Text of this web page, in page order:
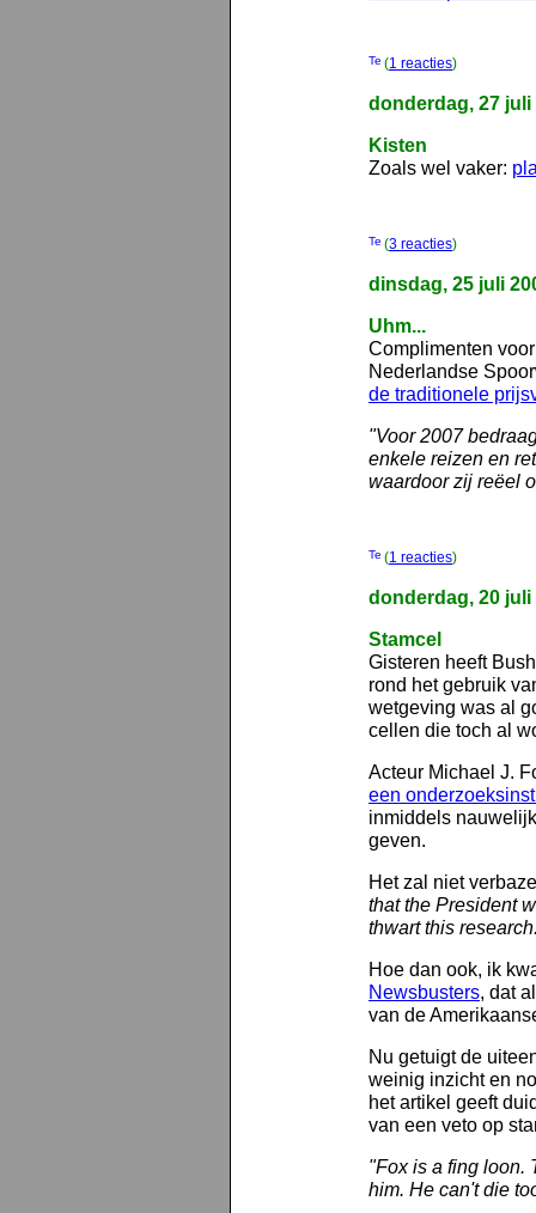
(1 reacties)
donderdag, 27 juli
Kisten
Zoals wel vaker:
(3 reacties)
dinsdag, 25 juli
Uhm...
Complimenten
Nederlandse
de traditionele
"Voor 2007
enkele reizen en
waardoor zij reëel
(1 reacties)
donderdag, 20 juli
Stamcel
Gisteren heeft
rond het gebruik
wetgeving was al
cellen die toch al
Acteur Michael J.
een
inmiddels
geven.
Het zal niet
that the President
thwart this
Hoe dan ook, ik
Newsbusters, dat
van de
Nu getuigt de
weinig inzicht en
het artikel geeft
van een veto op
"Fox is a fing loon.
him. He can't die